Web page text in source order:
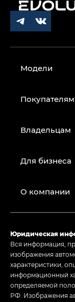
Модели
Покупателям
Владельцам
Для бизнеса
О компании
Юридическая
Вся информация,
изображения
характеристики,
информационный
определяемой
РФ. Изображения